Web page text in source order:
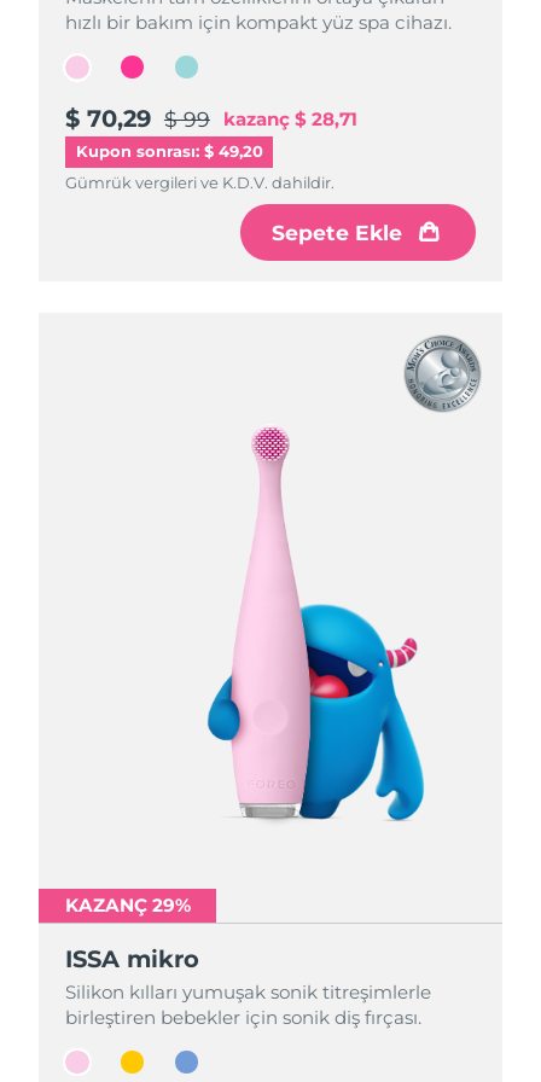
hızlı bir bakım için kompakt yüz spa cihazı.
$ 70,29 $ 99 kazanç $ 28,71
Kupon sonrası: $ 49,20
Gümrük vergileri ve K.D.V. dahildir.
Sepete Ekle
hızlı bir bakım için kompakt yüz spa cihazı.
$ 70,29 $ 99 kazanç $ 28,71
Gümrük vergileri ve K.D.V. dahildir.
Sepete Ekle
hızlı bir bakım için kompakt yüz spa cihazı.
$ 70,29 $ 99 kazanç $ 28,71
Gümrük vergileri ve K.D.V. dahildir.
Sepete Ekle
KAZANÇ 29%
ISSA mikro
Silikon kılları yumuşak sonik titreşimlerle
birleştiren bebekler için sonik diş fırçası.
KAZANÇ 29%
ISSA mikro
Silikon kılları yumuşak sonik titreşimlerle
birleştiren bebekler için sonik diş fırçası.
KAZANÇ 29%
ISSA mikro
Silikon kılları yumuşak sonik titreşimlerle
birleştiren bebekler için sonik diş fırçası.